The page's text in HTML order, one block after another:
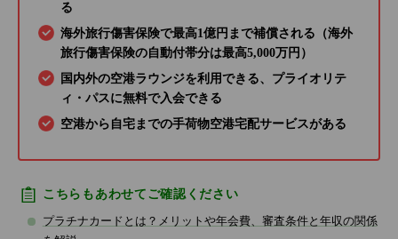
る
海外旅行傷害保険で最高1億円まで補償される（海外
旅行傷害保険の自動付帯分は最高5,000万円）
国内外の空港ラウンジを利用できる、プライオリテ
ィ・パスに無料で入会できる
空港から自宅までの手荷物空港宅配サービスがある
こちらもあわせてご確認ください
プラチナカードとは？メリットや年会費、審査条件と年収の関係